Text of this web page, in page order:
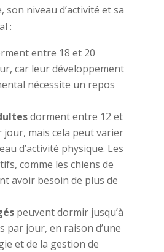
son niveau d’activité et sa
:
entre 18 et 20
car leur développement
nécessite un repos
dorment entre 12 et
jour, mais cela peut varier
d’activité physique. Les
comme les chiens de
avoir besoin de plus de
peuvent dormir jusqu’à
par jour, en raison d’une
et de la gestion de